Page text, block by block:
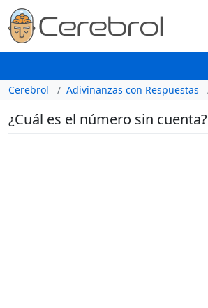
Cerebrol Adivinanzas con Respuestas
¿Cuál es el número sin cuenta?